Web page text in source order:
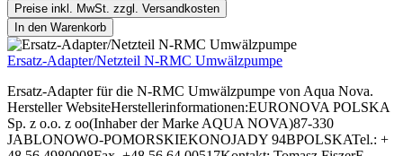
Preise inkl. MwSt. zzgl. Versandkosten
In den Warenkorb
Ersatz-Adapter/Netzteil N-RMC Umwälzpumpe
Ersatz-Adapter für die N-RMC Umwälzpumpe von Aqua Nova.
Hersteller WebsiteHerstellerinformationen:EURONOVA POLSKA
Sp. z o.o. z oo(Inhaber der Marke AQUA NOVA)87-330
JABLONOWO-POMORSKIEKONOJADY 94BPOLSKATel.: +